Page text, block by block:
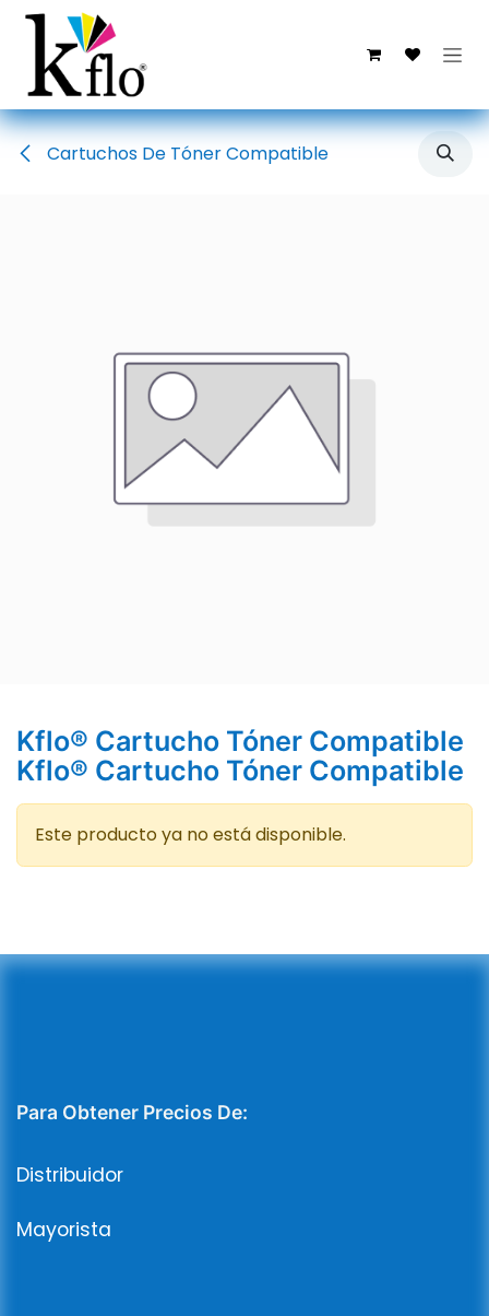
Ir al contenido
Cartuchos De Tóner Compatible
Kflo® Cartucho Tóner Compatible
Kflo® Cartucho Tóner Compatible
Este producto ya no está disponible.
Para Obtener Precios De:
Distribuidor
Mayorista